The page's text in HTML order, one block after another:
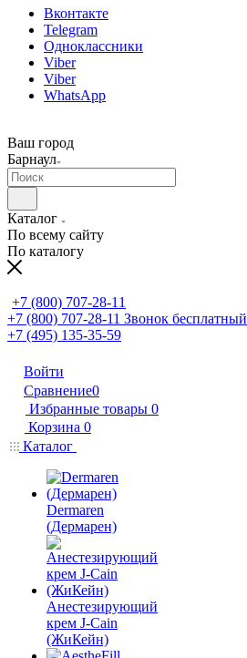
Вконтакте
Telegram
Одноклассники
Viber
Viber
WhatsApp
Ваш город
Барнаул
Каталог
По всему сайту
По каталогу
+7 (800) 707-28-11
+7 (800) 707-28-11 Звонок бесплатный
+7 (495) 135-35-59
Войти
Сравнение0
Избранные товары 0
Корзина 0
Каталог
Dermaren
(Дермарен)
Анестезирующий
крем J-Cain
(ЖиКейн)